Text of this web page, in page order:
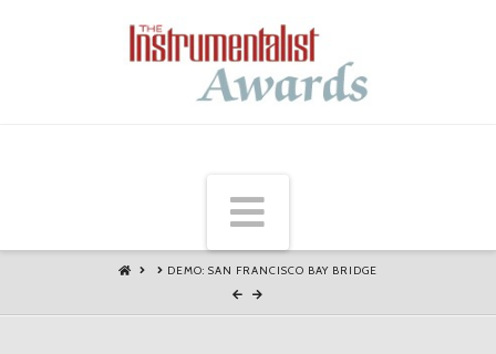
Navigation
HOME DEMO: SAN FRANCISCO BAY BRIDGE